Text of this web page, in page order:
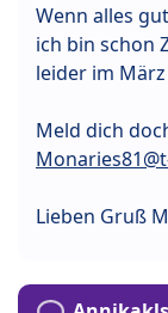
Wenn alles
ich bin schon
leider im
Meld dich
Lieben Gruß